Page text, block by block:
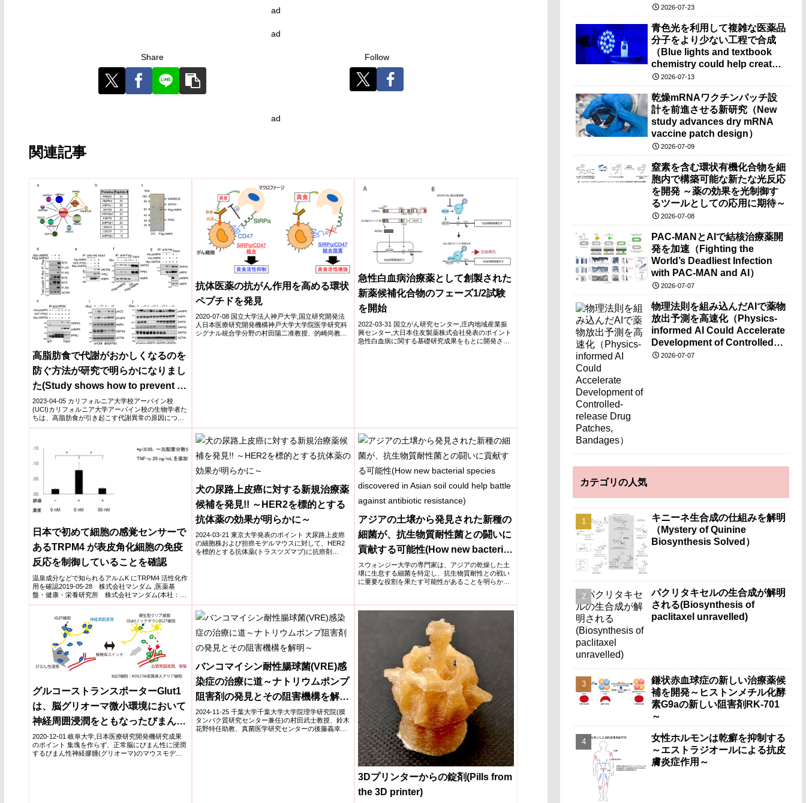
ad
ad
Share Follow
ad
関連記事
高脂肪食で代謝がおかしくなるのを
防ぐ方法が研究で明らかになりまし
た(Study shows how to prevent a
high-fat diet from throwing
metabolism out of whack)
2023-04-05 カリフォルニア大学校アーバイン校
(UCI)カリフォルニア大学アーバイン校の生物学者た
ちは、高脂肪食が引き起こす代謝異常の原因につい
ての重要...
抗体医薬の抗がん作用を高める環状
ペプチドを発見
2020-07-08 国立大学法人神戸大学,国立研究開発法
人日本医療研究開発機構神戸大学大学院医学研究科
シグナル統合学分野の村田陽二准教授、的崎尚教授
急性白血病治療薬として創製された
新薬候補化合物のフェーズ1/2試験
を開始
2022-03-31 国立がん研究センター,庄内地域産業振
興センター,大日本住友製薬株式会社発表のポイント
急性白血病に関する基礎研究成果をもとに開発され
日本で初めて細胞の感覚センサーで
あるTRPM4 が表皮角化細胞の免疫
反応を制御していることを確認
温泉成分などで知られるアルムK にTRPM4 活性化作
用を確認2019-05-28 株式会社マンダム ,医薬基
盤・健康・栄養研究所 株式会社マンダム(本社：大
阪...
犬の尿路上皮癌に対する新規治療薬
候補を発見!! ～HER2を標的とする
抗体薬の効果が明らかに～
2024-03-21 東京大学発表のポイント 犬尿路上皮癌
の細胞株および担癌モデルマウスに対して、HER2
を標的とする抗体薬(トラスツズマブ)に抗癌剤
アジアの土壌から発見された新種の
細菌が、抗生物質耐性菌との闘いに
貢献する可能性(How new bacterial
species discovered in Asian soil
could help battle against
スウォンジー大学の専門家は、アジアの乾燥した土
壌に生息する細菌を特定し、抗生物質耐性との戦い
に重要な役割を果たす可能性があることを明らかに
グルコーストランスポーターGlut1
は、脳グリオーマ微小環境において
神経周囲浸潤をともなったびまん性
浸潤を制御する
2020-12-01 岐阜大学,日本医療研究開発機研究成果
のポイント 集塊を作らず、正常脳にびまん性に浸潤
するびまん性神経膠腫(グリオーマ)のマウスモデル
バンコマイシン耐性腸球菌(VRE)感
染症の治療に道～ナトリウムポンプ
阻害剤の発見とその阻害機構を解明
～
2024-11-25 千葉大学千葉大学大学院理学研究院(膜
タンパク質研究センター兼任)の村田武士教授、鈴木
花野特任助教、真菌医学研究センターの後藤義幸准
3Dプリンターからの錠剤(Pills from
the 3D printer)
Degraders for Cancer
2026-07-23
青色光を利用して複雑な医薬品
分子をより少ない工程で合成
（Blue lights and textbook
chemistry could help create
complex drugs in fewer
2026-07-13
乾燥mRNAワクチンパッチ設
計を前進させる新研究（New
study advances dry mRNA
vaccine patch design）
2026-07-09
窒素を含む環状有機化合物を細
胞内で構築可能な新たな光反応
を開発 ～薬の効果を光制御す
るツールとしての応用に期待～
2026-07-08
PAC-MANとAIで結核治療薬開
発を加速（Fighting the
World’s Deadliest Infection
with PAC-MAN and AI）
2026-07-07
物理法則を組み込んだAIで薬物
放出予測を高速化（Physics-
informed AI Could Accelerate
Development of Controlled-
release Drug Patches,
2026-07-07
カテゴリの人気
キニーネ生合成の仕組みを解明
（Mystery of Quinine
Biosynthesis Solved）
パクリタキセルの生合成が解明
される(Biosynthesis of
paclitaxel unravelled)
鎌状赤血球症の新しい治療薬候
補を開発～ヒストンメチル化酵
素G9aの新しい阻害剤RK-701
～
女性ホルモンは乾癬を抑制する
～エストラジオールによる抗皮
膚炎症作用～